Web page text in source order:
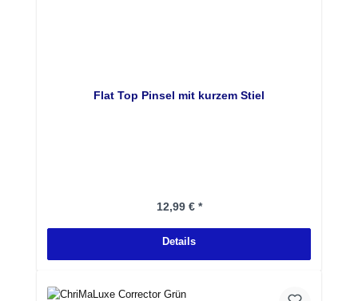
Flat Top Pinsel mit kurzem Stiel
Regulärer Preis:
12,99 € *
Details